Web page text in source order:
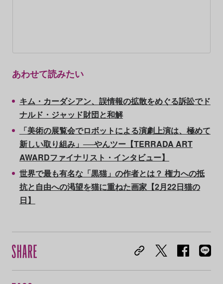
あわせて読みたい
キム・カーダシアン、誤情報の拡散をめぐる訴訟でド
ナルド・ジャッド財団と和解
「美術の展覧会でロボットによる演劇上演は、極めて
新しい取り組み」──やんツー【TERRADA ART
AWARDファイナリスト・インタビュー】
世界で最も有名な「黒猫」の作者とは？ 権力への抵
抗と自由への渇望を猫に重ねた画家【2月22日猫の
日】